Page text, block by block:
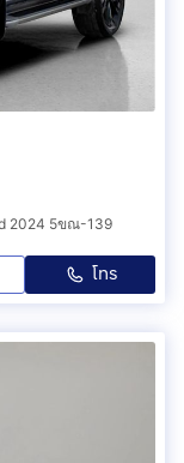
2024 5ขณ-139
โทร